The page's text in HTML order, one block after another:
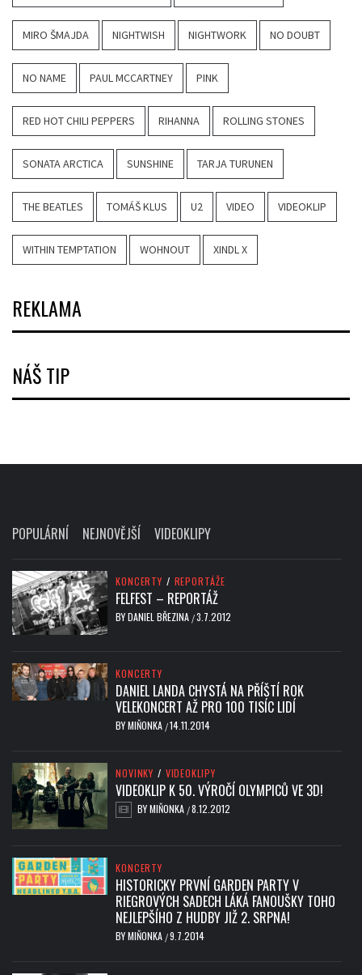
MIRO ŠMAJDA NIGHTWISH NIGHTWORK NO DOUBT
NO NAME PAUL MCCARTNEY PINK
RED HOT CHILI PEPPERS RIHANNA ROLLING STONES
SONATA ARCTICA SUNSHINE TARJA TURUNEN
THE BEATLES TOMÁŠ KLUS U2 VIDEO VIDEOKLIP
WITHIN TEMPTATION WOHNOUT XINDL X
REKLAMA
NÁŠ TIP
POPULÁRNÍ NEJNOVĚJŠÍ VIDEOKLIPY
KONCERTY / REPORTÁŽE
FELFEST – REPORTÁŽ
BYDANIEL BŘEZINA /3.7.2012
KONCERTY
DANIEL LANDA CHYSTÁ NA PŘÍŠTÍ ROK
VELEKONCERT AŽ PRO 100 TISÍC LIDÍ
BYMIŇONKA /14.11.2014
NOVINKY / VIDEOKLIPY
VIDEOKLIP K 50. VÝROČÍ OLYMPICŮ VE 3D!
BYMIŇONKA /8.12.2012
KONCERTY
HISTORICKY PRVNÍ GARDEN PARTY V
RIEGROVÝCH SADECH LÁKÁ FANOUŠKY TOHO
NEJLEPŠÍHO Z HUDBY JIŽ 2. SRPNA!
BYMIŇONKA /9.7.2014